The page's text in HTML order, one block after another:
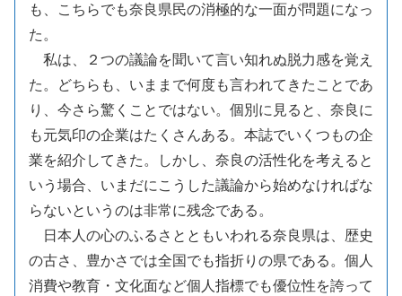
も、こちらでも奈良県民の消極的な一面が問題になっ
た。
私は、２つの議論を聞いて言い知れぬ脱力感を覚え
た。どちらも、いままで何度も言われてきたことであ
り、今さら驚くことではない。個別に見ると、奈良に
も元気印の企業はたくさんある。本誌でいくつもの企
業を紹介してきた。しかし、奈良の活性化を考えると
いう場合、いまだにこうした議論から始めなければな
らないというのは非常に残念である。
日本人の心のふるさとともいわれる奈良県は、歴史
の古さ、豊かさでは全国でも指折りの県である。個人
消費や教育・文化面など個人指標でも優位性を誇って